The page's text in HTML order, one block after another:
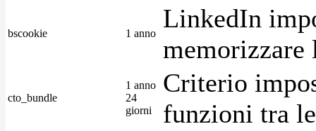
bscookie 1 anno
LinkedIn
memorizzare
cto_bundle
1 anno
24
giorni
Criterio
funzioni tra